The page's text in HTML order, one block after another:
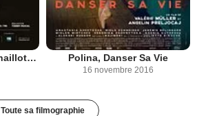
Le Lac des cygnes (Chaillot-FRA Cinéma) Polina, Danser Sa Vie
16 novembre 2016
Toute sa filmographie